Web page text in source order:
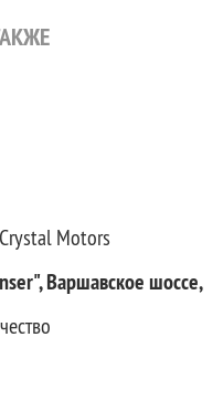
Motors
Варшавское шоссе,